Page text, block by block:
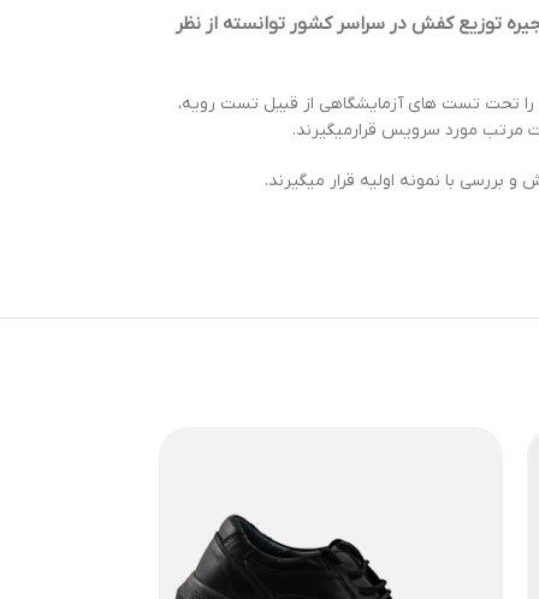
توزیع کفش در سراسر کشور توانسته از نظر
را تحت تست های آزمایشگاهی از قبیل تست رویه،
مرتب مورد سرویس قرارمیگیرند.
با نمونه اولیه قرار میگیرند.